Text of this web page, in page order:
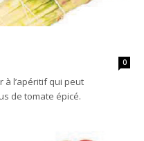
0
l’apéritif qui peut
de tomate épicé.